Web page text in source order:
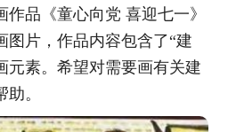
作品《童心向党 喜迎七一》
图片，作品内容包含了“建
元素。希望对需要画有关建
。